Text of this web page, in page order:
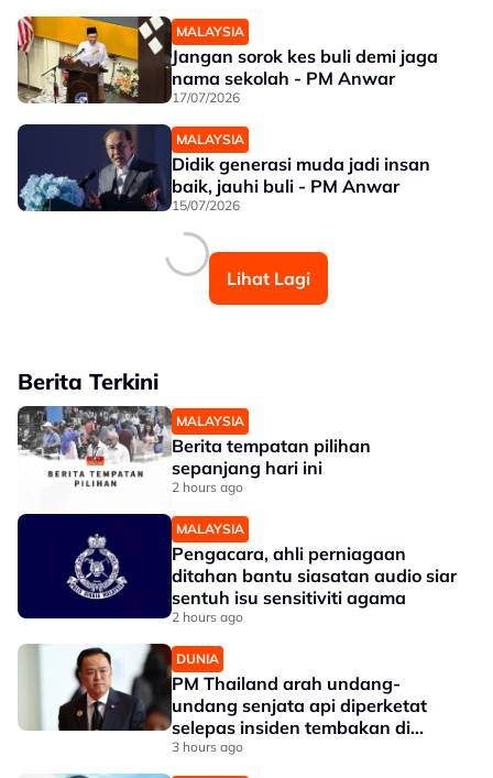
MALAYSIA
Jangan sorok kes buli demi jaga
nama sekolah - PM Anwar
17/07/2026
MALAYSIA
Didik generasi muda jadi insan
baik, jauhi buli - PM Anwar
15/07/2026
Lihat Lagi
Berita Terkini
MALAYSIA
Berita tempatan pilihan
sepanjang hari ini
2 hours ago
MALAYSIA
Pengacara, ahli perniagaan
ditahan bantu siasatan audio siar
sentuh isu sensitiviti agama
2 hours ago
DUNIA
PM Thailand arah undang-
undang senjata api diperketat
selepas insiden tembakan di
sekolah
3 hours ago